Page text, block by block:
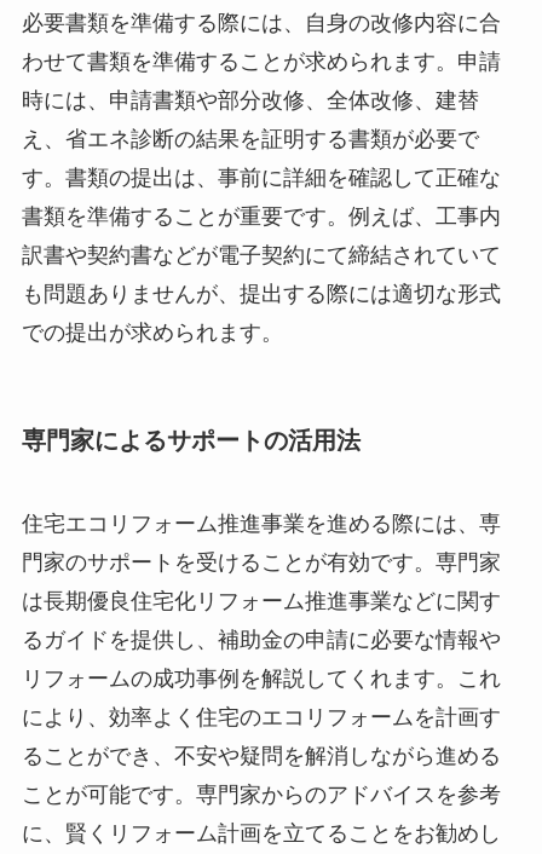
必要書類を準備する際には、自身の改修内容に合
わせて書類を準備することが求められます。申請
時には、申請書類や部分改修、全体改修、建替
え、省エネ診断の結果を証明する書類が必要で
す。書類の提出は、事前に詳細を確認して正確な
書類を準備することが重要です。例えば、工事内
訳書や契約書などが電子契約にて締結されていて
も問題ありませんが、提出する際には適切な形式
での提出が求められます。
専門家によるサポートの活用法
住宅エコリフォーム推進事業を進める際には、専
門家のサポートを受けることが有効です。専門家
は長期優良住宅化リフォーム推進事業などに関す
るガイドを提供し、補助金の申請に必要な情報や
リフォームの成功事例を解説してくれます。これ
により、効率よく住宅のエコリフォームを計画す
ることができ、不安や疑問を解消しながら進める
ことが可能です。専門家からのアドバイスを参考
に、賢くリフォーム計画を立てることをお勧めし